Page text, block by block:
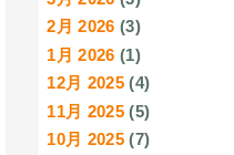
2月 2026 (3)
1月 2026 (1)
12月 2025 (4)
11月 2025 (5)
10月 2025 (7)